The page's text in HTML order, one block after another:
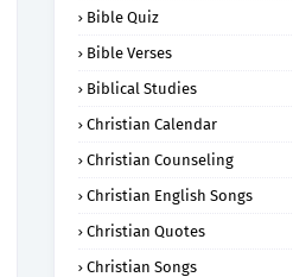
Bible Quiz
Bible Verses
Biblical Studies
Christian Calendar
Christian Counseling
Christian English Songs
Christian Quotes
Christian Songs